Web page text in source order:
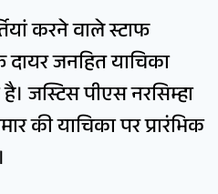
करने वाले स्टाफ
जनहित याचिका
जस्टिस पीएस नरसिम्हा
याचिका पर प्रारंभिक